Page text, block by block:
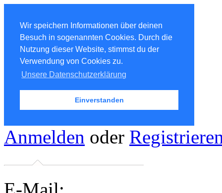
Wir speichern Informationen über deinen
Besuch in sogenannten Cookies. Durch die
Nutzung dieser Website, stimmst du der
Verwendung von Cookies zu.
Unsere Datenschutzerklärung
Einverstanden
Anmelden oder